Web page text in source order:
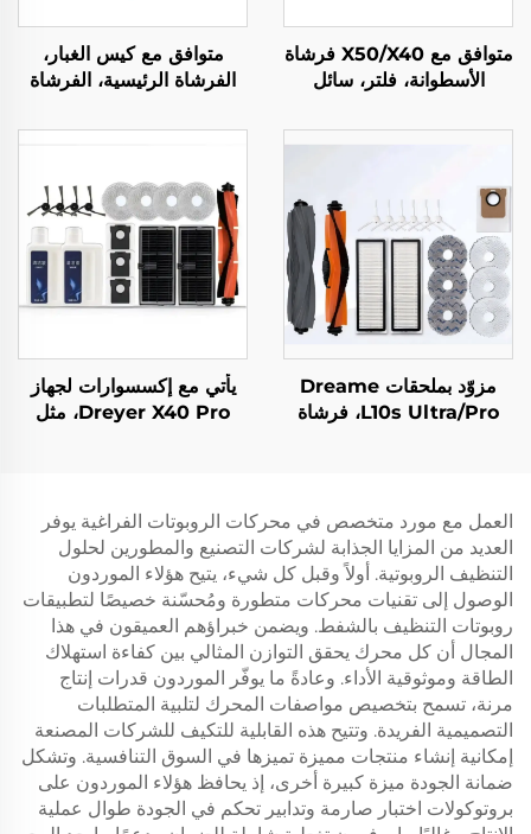
متوافق مع X50/X40 فرشاة
الأسطوانة، فلتر، سائل
Zhui Mi X50 إكسسوارات
متوافق مع كيس الغبار،
الفرشاة الرئيسية، الفرشاة
لملحقات مكنسة Dreame
L10plus/Z10pro/D10PLUS
مزوّد بملحقات Dreame
L10s Ultra/Pro، فرشاة
يأتي مع إكسسوارات لجهاز
Dreyer X40 Pro، مثل
العمل مع مورد متخصص في محركات الروبوتات الفراغية يوفر
العديد من المزايا الجذابة لشركات التصنيع والمطورين لحلول
التنظيف الروبوتية. أولاً وقبل كل شيء، يتيح هؤلاء الموردون
الوصول إلى تقنيات محركات متطورة ومُحسّنة خصيصًا لتطبيقات
روبوتات التنظيف بالشفط. ويضمن خبراؤهم العميقون في هذا
المجال أن كل محرك يحقق التوازن المثالي بين كفاءة استهلاك
الطاقة وموثوقية الأداء. وعادةً ما يوفّر الموردون قدرات إنتاج
مرنة، تسمح بتخصيص مواصفات المحرك لتلبية المتطلبات
التصميمية الفريدة. وتتيح هذه القابلية للتكيف للشركات المصنعة
إمكانية إنشاء منتجات مميزة تميزها في السوق التنافسية. وتشكل
ضمانة الجودة ميزة كبيرة أخرى، إذ يحافظ هؤلاء الموردون على
بروتوكولات اختبار صارمة وتدابير تحكم في الجودة طوال عملية